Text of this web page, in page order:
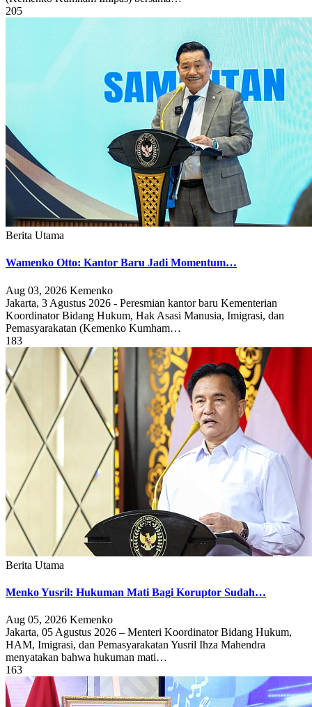
205
Berita Utama
Wamenko Otto: Kantor Baru Jadi Momentum…
Aug 03, 2026 Kemenko
Jakarta, 3 Agustus 2026 - Peresmian kantor baru Kementerian
Koordinator Bidang Hukum, Hak Asasi Manusia, Imigrasi, dan
Pemasyarakatan (Kemenko Kumham…
183
Berita Utama
Menko Yusril: Hukuman Mati Bagi Koruptor Sudah…
Aug 05, 2026 Kemenko
Jakarta, 05 Agustus 2026 – Menteri Koordinator Bidang Hukum,
HAM, Imigrasi, dan Pemasyarakatan Yusril Ihza Mahendra
menyatakan bahwa hukuman mati…
163